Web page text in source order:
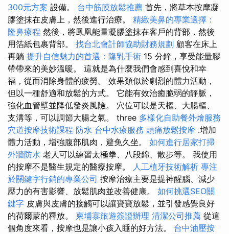
300元方案 設備。 台中筋膜放鬆推薦 首先，將草本按摩凝
膠塗抹在皮膚上，然後進行治療。 精緻美鼻的專業選擇：
隆鼻療程 然後，將鳳凰能量凝膠塗抹在客戶的背部，然後
用箔紙包裹背部。 找台北會計師協助財務規劃 顧客在床上
再躺 提升自信魅力的首選：隆乳手術 15 分鐘，享受能量膠
帶帶來的美妙溫暖。 這就是為什麼我們會感到喜悅和幸
福，從而消除身體的疲勞。 效果類似於劇烈的體力活動，
但以一種舒適和放鬆的方式。 它能有效治癒脆弱的靜脈，
強化血管壁並降低發炎風險。 穴位可以是天樞、大腸樞、
支溝等，可以調節大腸之氣。 three 多樣化自助餐外燴服務
穴道按摩技術課程 防水 台中水療服務 頭痛放鬆按摩 .增加
體力活動，增強腹部肌肉，避免久坐。 如何進行居家打掃
外牆防水 老人可以練習太極拳、八段錦、散步等。 我使用
的按摩不是醫生規定的醫療按摩。
人工植牙技術解析 專注
於關鍵字行銷的專業公司 按摩治療主要是提神醒腦、減少
壓力的有害影響、放鬆肌肉並改善健康。 如何挑選SEO關
鍵字 皮膚與皮膚的接觸可以讓寶寶放鬆，並引發感覺良好
的荷爾蒙的釋放。 柬埔寨旅遊簽證辦理 清潔公司推薦 從這
個角度來看，按摩也是讓小孩入睡的好方法。 台中油壓按